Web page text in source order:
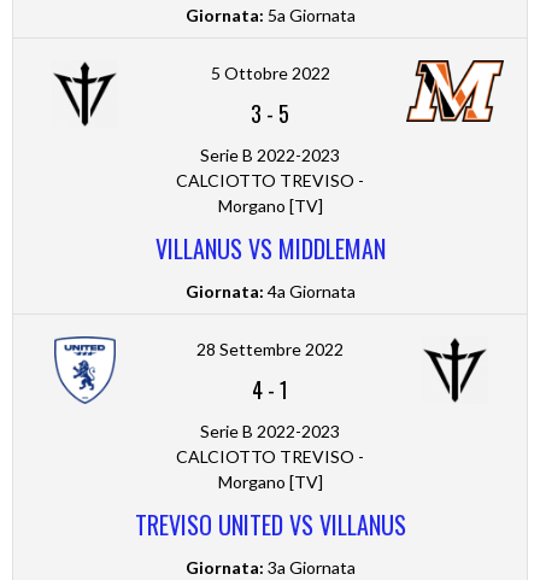
Giornata: 5a Giornata
5 Ottobre 2022
3 - 5
Serie B 2022-2023
CALCIOTTO TREVISO -
Morgano [TV]
VILLANUS VS MIDDLEMAN
Giornata: 4a Giornata
28 Settembre 2022
4-1
Serie B 2022-2023
CALCIOTTO TREVISO -
Morgano [TV]
TREVISO UNITED VS VILLANUS
Giornata: 3a Giornata